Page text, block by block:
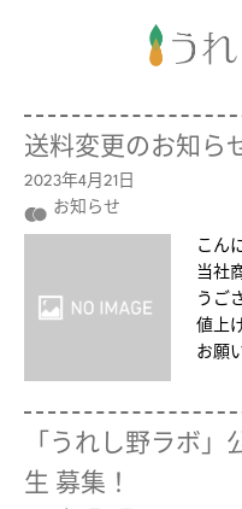
送料変更のお知ら
2023年4月21日
お知らせ
こん
当社
うご
値上
お願
「うれし野ラボ」
生 募集！